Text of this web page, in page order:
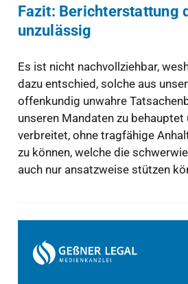
Fazit: Berichterstattung
unzulässig
Es ist nicht nachvollziehbar,
dazu entschied, solche aus
offenkundig unwahre
unseren Mandaten zu
verbreitet, ohne tragfähige
zu können, welche die
auch nur ansatzweise stützen